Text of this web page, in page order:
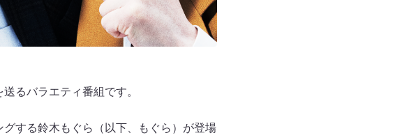
るバラエティ番組です。
する鈴木もぐら（以下、もぐら）が登場